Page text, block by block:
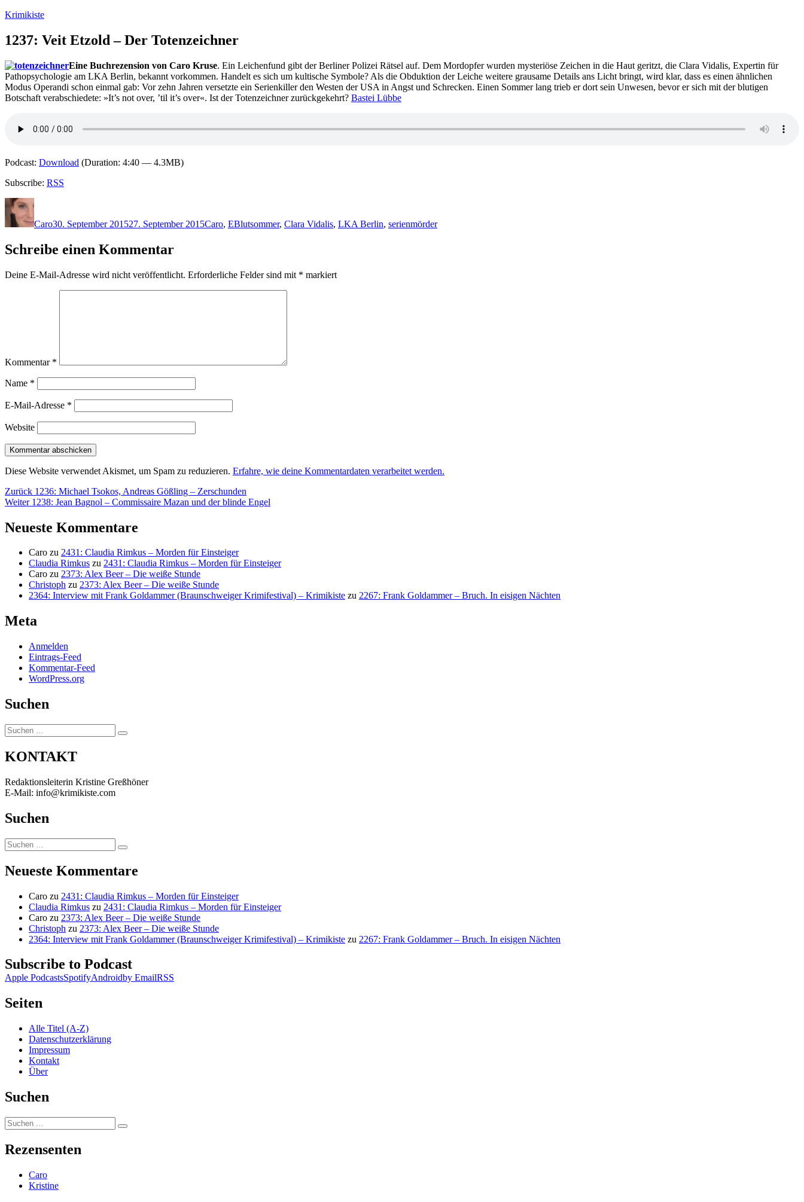
Zum
springen
Krimikiste
1237: Veit Etzold – Der Totenzeichner
Eine Buchrezension von Caro Kruse. Ein Leichenfund gibt der Berliner Polizei Rätsel auf. Dem Mordopfer wurden mysteriöse Zeichen in die Haut geritzt, die Clara Vidalis, Expertin für
Pathopsychologie am LKA Berlin, bekannt vorkommen. Handelt es sich um kultische Symbole? Als die Obduktion der Leiche weitere grausame Details ans Licht bringt, wird klar, dass es einen ähnlichen
Modus Operandi schon einmal gab: Vor zehn Jahren versetzte ein Serienkiller den Westen der USA in Angst und Schrecken. Einen Sommer lang trieb er dort sein Unwesen, bevor er sich mit der blutigen
Botschaft verabschiedete: »It’s not over, ’til it’s over«. Ist der Totenzeichner zurückgekehrt? Bastei Lübbe
Podcast: Download (Duration: 4:40 — 4.3MB)
Subscribe: RSS
Autor
Caro30. September 201527. September 2015Caro, EBlutsommer, Clara Vidalis, LKA Berlin, serienmörder
Schreibe einen Kommentar
Deine E-Mail-Adresse wird nicht veröffentlicht. Erforderliche Felder sind mit * markiert
Kommentar *
Name *
E-Mail-Adresse *
Website
Diese Website verwendet Akismet, um Spam zu reduzieren. Erfahre, wie deine Kommentardaten verarbeitet werden.
Beitragsnavigation
Zurück Vorheriger
Beitrag:
1236: Michael Tsokos, Andreas Gößling – Zerschunden
Weiter Nächster
1238: Jean Bagnol – Commissaire Mazan und der blinde Engel
Neueste Kommentare
Caro zu 2431: Claudia Rimkus – Morden für Einsteiger
Claudia Rimkus zu 2431: Claudia Rimkus – Morden für Einsteiger
Caro zu 2373: Alex Beer – Die weiße Stunde
Christoph zu 2373: Alex Beer – Die weiße Stunde
2364: Interview mit Frank Goldammer (Braunschweiger Krimifestival) – Krimikiste zu 2267: Frank Goldammer – Bruch. In eisigen Nächten
Meta
Anmelden
Eintrags-Feed
Kommentar-Feed
WordPress.org
Suchen
Suchen
nach:
Suchen
KONTAKT
Redaktionsleiterin Kristine Greßhöner
E-Mail: info@krimikiste.com
Suchen
Suchen
nach:
Suchen
Neueste Kommentare
Caro zu 2431: Claudia Rimkus – Morden für Einsteiger
Claudia Rimkus zu 2431: Claudia Rimkus – Morden für Einsteiger
Caro zu 2373: Alex Beer – Die weiße Stunde
Christoph zu 2373: Alex Beer – Die weiße Stunde
2364: Interview mit Frank Goldammer (Braunschweiger Krimifestival) – Krimikiste zu 2267: Frank Goldammer – Bruch. In eisigen Nächten
Subscribe to Podcast
Apple PodcastsSpotifyAndroidby EmailRSS
Seiten
Alle Titel (A-Z)
Datenschutzerklärung
Impressum
Kontakt
Über
Suchen
Suchen
nach:
Suchen
Rezensenten
Caro
Kristine